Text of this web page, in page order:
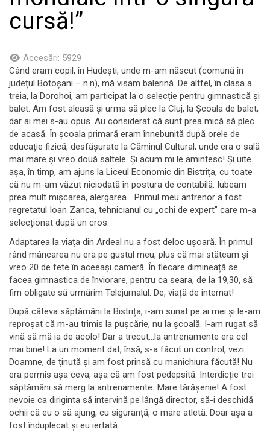
cursă!”
Accesări: 5929
Când eram copil, în Hudești, unde m-am născut (comună în
județul Botoșani – n.n), mă visam balerină. De altfel, în clasa a
treia, la Dorohoi, am participat la o selecție pentru gimnastică și
balet. Am fost aleasă și urma să plec la Cluj, la Școala de balet,
dar ai mei s-au opus. Au considerat că sunt prea mică să plec
de acasă. În școala primară eram înnebunită după orele de
educație fizică, desfășurate la Căminul Cultural, unde era o sală
mai mare și vreo două saltele. Și acum mi le amintesc! Și uite
așa, în timp, am ajuns la Liceul Economic din Bistrița, cu toate
că nu m-am văzut niciodată în postura de contabilă. Iubeam
prea mult mișcarea, alergarea… Primul meu antrenor a fost
regretatul Ioan Zanca, tehnicianul cu „ochi de expert” care m-a
selecționat după un cros.
Adaptarea la viața din Ardeal nu a fost deloc ușoară. În primul
rând mâncarea nu era pe gustul meu, plus că mai stăteam și
vreo 20 de fete în aceeași cameră. În fiecare dimineață se
facea gimnastica de înviorare, pentru ca seara, de la 19,30, să
fim obligate să urmărim Telejurnalul. De, viață de internat!
După câteva săptămâni la Bistrița, i-am sunat pe ai mei și le-am
reproșat că m-au trimis la pușcărie, nu la școală. I-am rugat să
vină să mă ia de acolo! Dar a trecut…la antrenamente era cel
mai bine! La un moment dat, însă, s-a făcut un control, vezi
Doamne, de ținută și am fost prinsă cu manichiura făcută! Nu
era permis așa ceva, așa că am fost pedepsită. Interdicție trei
săptămâni să merg la antrenamente. Mare tărășenie! A fost
nevoie ca diriginta să intervină pe lângă director, să-i deschidă
ochii că eu o să ajung, cu siguranță, o mare atletă. Doar așa a
fost înduplecat și eu iertată.